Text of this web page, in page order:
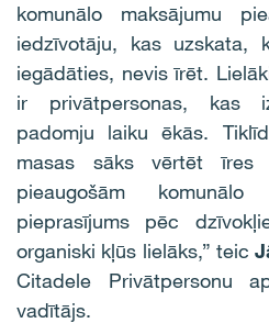
komunālo maksājumu
iedzīvotāju, kas uzskata,
iegādāties, nevis īrēt.
ir privātpersonas, kas
padomju laiku ēkās.
masas sāks vērtēt īres
pieaugošām komunālo
pieprasījums pēc
organiski kļūs lielāks,” teic
Citadele Privātpersonu
vadītājs.